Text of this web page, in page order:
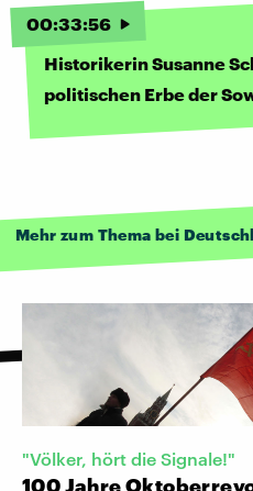
00:33:56
Historikerin Susanne
politischen Erbe der
Mehr zum Thema bei
"Völker, hört die Signale!"
100 Jahre